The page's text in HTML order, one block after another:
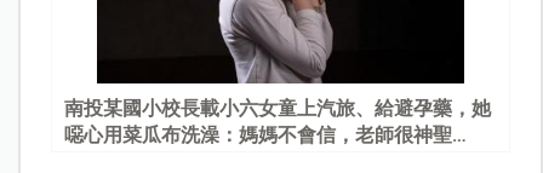
南投某國小校長載小六女童上汽旅、給避孕藥，她
噁心用菜瓜布洗澡：媽媽不會信，老師很神聖…